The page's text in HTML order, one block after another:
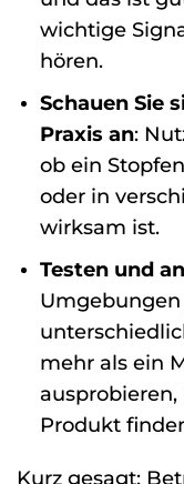
wichtige
hören.
Schauen Sie
Praxis an:
ob ein
oder in
wirksam ist.
Testen und
Umgebungen
mehr als ein
ausprobieren,
Produkt
Kurz gesagt: